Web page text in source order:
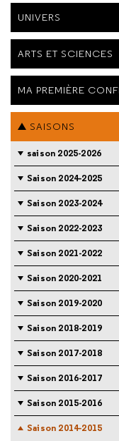
UNIVERS
ARTS ET SCIENCES
MA PREMIÈRE
SAISONS
saison 2025-2026
Saison 2024-2025
Saison 2023-2024
Saison 2022-2023
Saison 2021-2022
Saison 2020-2021
Saison 2019-2020
Saison 2018-2019
Saison 2017-2018
Saison 2016-2017
Saison 2015-2016
Saison 2014-2015